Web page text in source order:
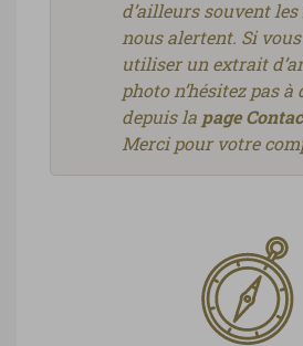
d’ailleurs souvent
nous alertent. Si
utiliser un extrait
photo n’hésitez pas
depuis la page
Merci pour votre